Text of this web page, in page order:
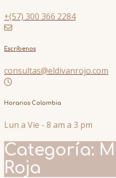
+(57) 300 366 2284
Escríbenos
consultas@eldivanrojo.com
Horarios Colombia
Lun a Vie - 8 am a 3 pm
Categoría:
Roja